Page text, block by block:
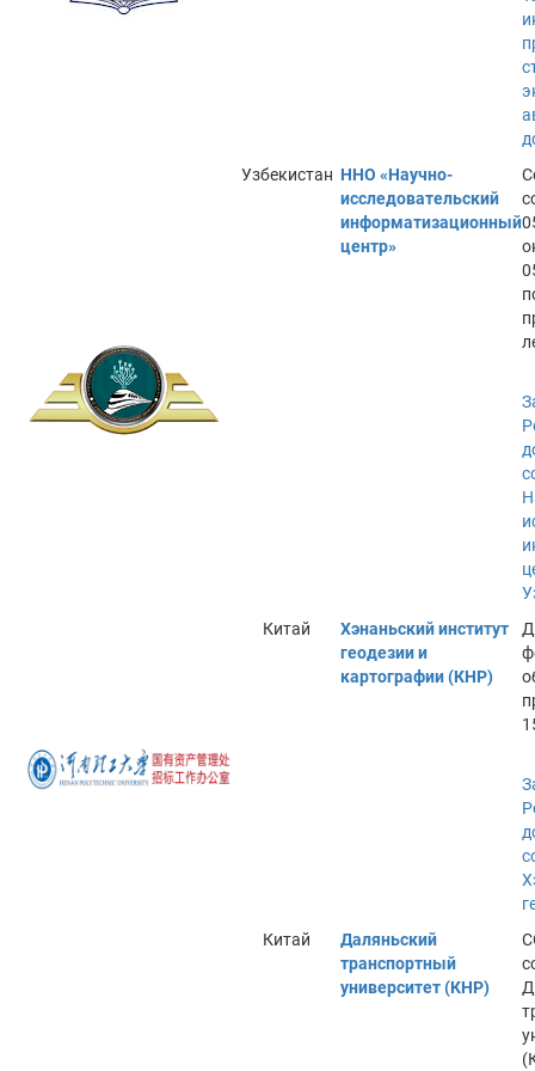
Узбекистан ННО «Научно-
исследовательский
информатизационный
центр»
Китай
Хэнаньский институт
геодезии и
картографии (КНР)
Китай
Даляньский
транспортный
университет (КНР)